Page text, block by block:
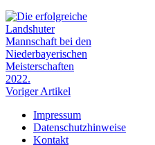
Voriger Artikel
Impressum
Datenschutzhinweise
Kontakt